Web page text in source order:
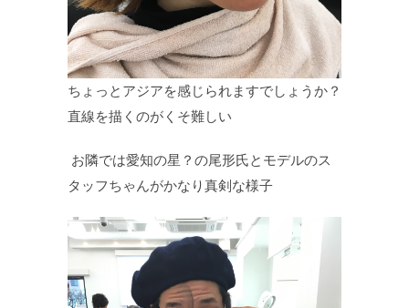
ちょっとアジアを感じられますでしょうか？
直線を描くのがくそ難しい
お隣では愛知の星？の尾形氏とモデルのス
タッフちゃんがかなり真剣な様子